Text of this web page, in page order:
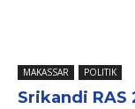
MAKASSAR POLITIK
Srikandi